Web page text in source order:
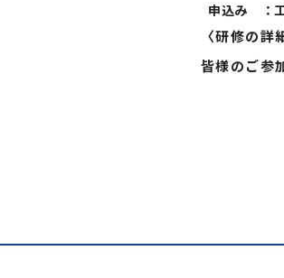
申込み ：
〈研修の詳細
皆様のご参加